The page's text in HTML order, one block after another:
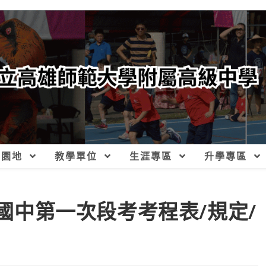
地 教學單位 生涯專區 升學專區
中第一次段考考程表/規定/